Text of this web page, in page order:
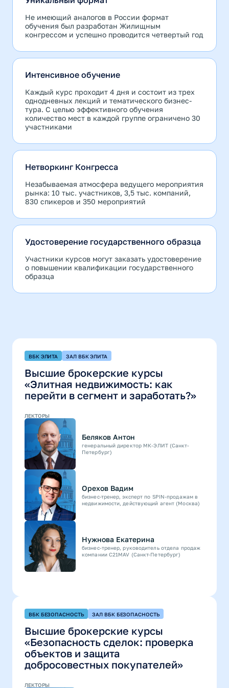
Не имеющий аналогов в России формат
обучения был разработан Жилищным
конгрессом и успешно проводится четвертый год
Интенсивное обучение
Каждый курс проходит 4 дня и состоит из трех
однодневных лекций и тематического бизнес-
тура. С целью эффективного обучения
количество мест в каждой группе ограничено 30
участниками
Нетворкинг Конгресса
Незабываемая атмосфера ведущего мероприятия
рынкa: 10 тыс. участников, 3,5 тыс. компаний,
830 спикеров и 350 мероприятий
Удостоверение государственного образца
Участники курсов могут зaказать удостоверение
о повышении квалификации государственного
oбразца
ВБК ЭЛИТА ЗАЛ ВБК ЭЛИТА
Высшие брокерские курсы
«Элитная недвижимость: как
перейти в сегмент и заработать?»
ЛЕКТОРЫ
Беляков Антон
генеральный директор МК-ЭЛИТ (Санкт-
Петербург)
Орехов Вадим
бизнес-тренер, эксперт по SPIN-продажам в
недвижимости, действующий агент (Москва)
Нужнова Екатерина
бизнес‑тренер, руководитель отдела продаж
компании C21MAV (Санкт-Петербург)
ВБК БЕЗОПАСНОСТЬ ЗАЛ ВБК БЕЗОПАСНОСТЬ
Высшие брокерские курсы
«Безопасность сделок: проверка
объектов и защита
добросовестных покупателей»
ЛЕКТОРЫ